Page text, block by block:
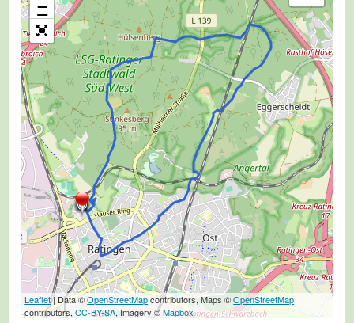
−
Leaflet| Data ©OpenStreetMapcontributors, Maps ©OpenStreetMap
contributors,CC-BY-SA, Imagery ©Mapbox